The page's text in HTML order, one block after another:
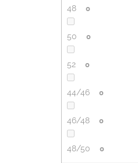
48 0
50 0
52 0
44/46 0
46/48 0
48/50 0